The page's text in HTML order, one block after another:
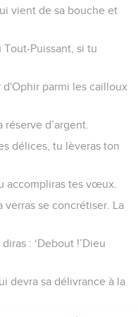
vient de sa bouche et
Tout-Puissant, si tu
d'Ophir parmi les cailloux
d’argent.
délices, tu lèveras ton
accompliras tes vœux.
se concrétiser. La
: ‘Debout !’Dieu
devra sa délivrance à la